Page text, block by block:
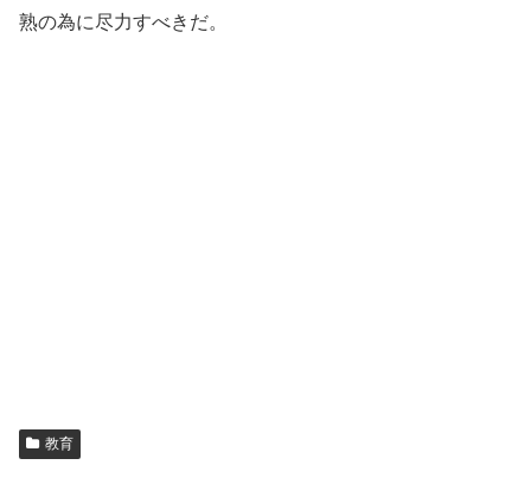
熟の為に尽力すべきだ。
教育